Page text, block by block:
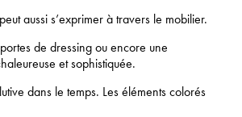
aussi s’exprimer à travers le mobilier.
de dressing ou encore une
et sophistiquée.
dans le temps. Les éléments colorés